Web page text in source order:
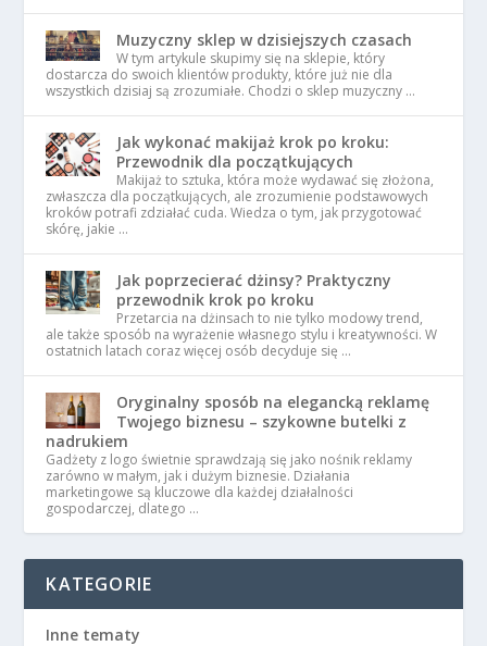
Muzyczny sklep w dzisiejszych czasach
W tym artykule skupimy się na sklepie, który
dostarcza do swoich klientów produkty, które już nie dla
wszystkich dzisiaj są zrozumiałe. Chodzi o sklep muzyczny …
Jak wykonać makijaż krok po kroku:
Przewodnik dla początkujących
Makijaż to sztuka, która może wydawać się złożona,
zwłaszcza dla początkujących, ale zrozumienie podstawowych
kroków potrafi zdziałać cuda. Wiedza o tym, jak przygotować
skórę, jakie …
Jak poprzecierać dżinsy? Praktyczny
przewodnik krok po kroku
Przetarcia na dżinsach to nie tylko modowy trend,
ale także sposób na wyrażenie własnego stylu i kreatywności. W
ostatnich latach coraz więcej osób decyduje się …
Oryginalny sposób na elegancką reklamę
Twojego biznesu – szykowne butelki z
nadrukiem
Gadżety z logo świetnie sprawdzają się jako nośnik reklamy
zarówno w małym, jak i dużym biznesie. Działania
marketingowe są kluczowe dla każdej działalności
gospodarczej, dlatego …
KATEGORIE
Inne tematy